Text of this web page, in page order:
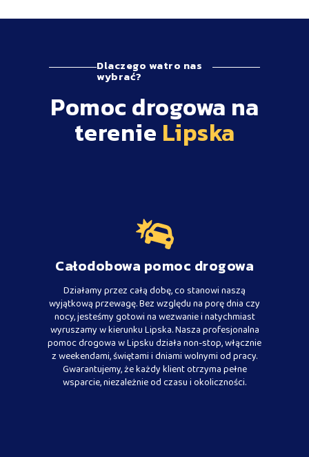
Dlaczego watro nas
wybrać?
Pomoc drogowa na
terenie Lipska
Całodobowa pomoc drogowa
Działamy przez całą dobę, co stanowi naszą
wyjątkową przewagę. Bez względu na porę dnia czy
nocy, jesteśmy gotowi na wezwanie i natychmiast
wyruszamy w kierunku Lipska. Nasza profesjonalna
pomoc drogowa w Lipsku działa non-stop, włącznie
z weekendami, świętami i dniami wolnymi od pracy.
Gwarantujemy, że każdy klient otrzyma pełne
wsparcie, niezależnie od czasu i okoliczności.